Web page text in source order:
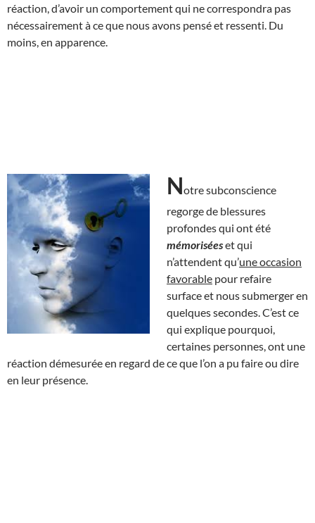
réaction, d’avoir un comportement qui ne correspondra pas
nécessairement à ce que nous avons pensé et ressenti. Du
moins, en apparence.
Notre subconscience
regorge de blessures
profondes qui ont été
mémoriséeset qui
n’attendent qu’une occasion
favorable pour refaire
surface et nous submerger en
quelques secondes. C’est ce
qui explique pourquoi,
certaines personnes, ont une
réaction démesurée en regard de ce que l’on a pu faire ou dire
en leur présence.